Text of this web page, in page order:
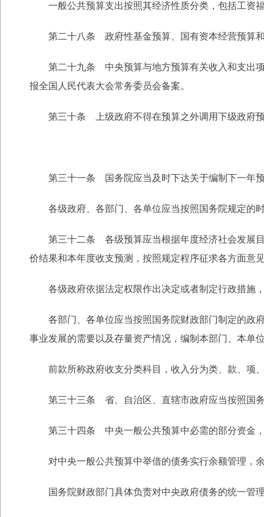
一般公共预算支出按照其经济性质分类，包括工资
第二十八条 政府性基金预算、国有资本经营预算和
第二十九条 中央预算与地方预算有关收入和支出项
报全国人民代表大会常务委员会备案。
第三十条 上级政府不得在预算之外调用下级政府预
第三十一条 国务院应当及时下达关于编制下一年预
各级政府、各部门、各单位应当按照国务院规定的
第三十二条 各级预算应当根据年度经济社会发展目
价结果和本年度收支预测，按照规定程序征求各方面意
各级政府依据法定权限作出决定或者制定行政措施，
各部门、各单位应当按照国务院财政部门制定的政府
事业发展的需要以及存量资产情况，编制本部门、本单
前款所称政府收支分类科目，收入分为类、款、项
第三十三条 省、自治区、直辖市政府应当按照国务
第三十四条 中央一般公共预算中必需的部分资金，
对中央一般公共预算中举借的债务实行余额管理，
国务院财政部门具体负责对中央政府债务的统一管